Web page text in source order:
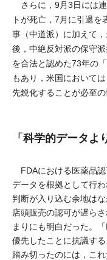
さらに，9月3日には
トが死亡，7月に引退を
事（中道派）に加えて
後，中絶反対派の保守
を合法と認めた73年の
もあり，米国において
先鋭化することが必至の
「科学的データ
FDAにおける医薬品認
データを根拠として行
判断が入り込む余地は
店頭販売の認可が遅ら
まりにも明白だった。
優先したことに抗議す
踏み切ったのには，こ